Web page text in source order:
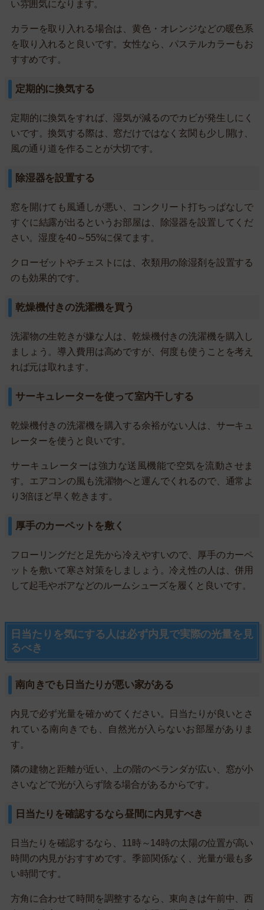
い雰囲気になります。
カラーを取り入れる場合は、黄色・オレンジなどの暖色系
を取り入れると良いです。女性なら、パステルカラーもお
すすめです。
定期的に換気する
定期的に換気をすれば、湿気が減るのでカビが発生しにく
いです。換気する際は、窓だけではなく玄関も少し開け、
風の通り道を作ることが大切です。
除湿器を設置する
窓を開けても風通しが悪い、コンクリート打ちっぱなしで
すぐに結露が出るというお部屋は、除湿器を設置してくだ
さい。湿度を40～55%に保てます。
クローゼットやチェストには、衣類用の除湿剤を設置する
のも効果的です。
乾燥機付きの洗濯機を買う
洗濯物の生乾きが嫌な人は、乾燥機付きの洗濯機を購入し
ましょう。導入費用は高めですが、何度も使うことを考え
れば元は取れます。
サーキュレーターを使って室内干しする
乾燥機付きの洗濯機を購入する余裕がない人は、サーキュ
レーターを使うと良いです。
サーキュレーターは強力な送風機能で空気を流動させま
す。エアコンの風も洗濯物へと運んでくれるので、通常よ
り3倍ほど早く乾きます。
厚手のカーペットを敷く
フローリングだと足先から冷えやすいので、厚手のカーペ
ットを敷いて寒さ対策をしましょう。冷え性の人は、併用
して起毛やボアなどのルームシューズを履くと良いです。
日当たりを気にする人は必ず内見で実際の光量を見
るべき
南向きでも日当たりが悪い家がある
内見で必ず光量を確かめてください。日当たりが良いとさ
れている南向きでも、自然光が入らないお部屋がありま
す。
隣の建物と距離が近い、上の階のベランダが広い、窓が小
さいなどで光が入らず陰る場合があるからです。
日当たりを確認するなら昼間に内見すべき
日当たりを確認するなら、11時～14時の太陽の位置が高い
時間の内見がおすすめです。季節関係なく、光量が最も多
い時間です。
方角に合わせて時間を調整するなら、東向きは午前中、西